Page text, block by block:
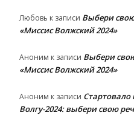
Любовь к записи Выбери
«Миссис Волжский 2024»
Аноним к записи Выбери
«Миссис Волжский 2024»
Аноним к записи Стартовало
Волгу-2024: выбери свою